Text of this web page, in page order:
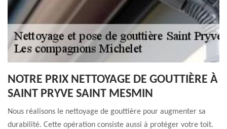
NOTRE PRIX NETTOYAGE DE GOUTTIÈRE À
SAINT PRYVE SAINT MESMIN
Nous réalisons le nettoyage de gouttière pour augmenter sa
durabilité. Cette opération consiste aussi à protéger votre toit.